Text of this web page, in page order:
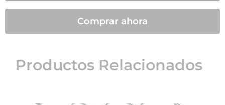
Comprar ahora
Productos Relacionados